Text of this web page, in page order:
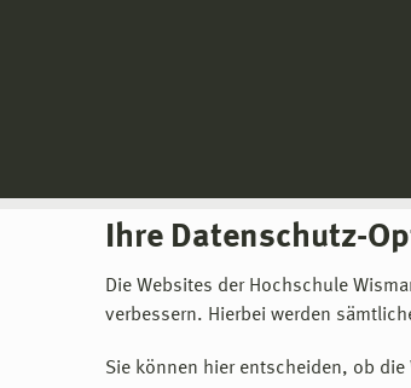
Ihre Datenschutz-
Die Websites der Hochschule
verbessern. Hierbei werden
Sie können hier entscheiden, ob